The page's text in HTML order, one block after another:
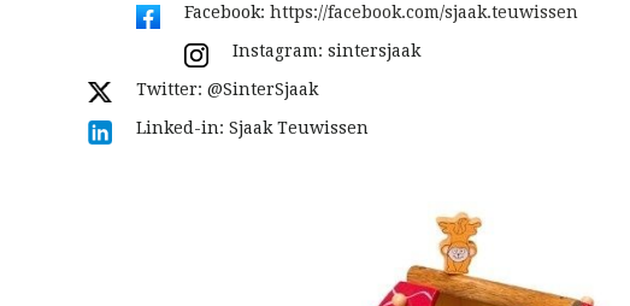
Facebook: https://facebook.com/sjaak.teuwissen
Instagram: sintersjaak
Twitter: @SinterSjaak
Linked-in: Sjaak Teuwissen